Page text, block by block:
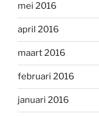
mei 2016
april 2016
maart 2016
februari 2016
januari 2016